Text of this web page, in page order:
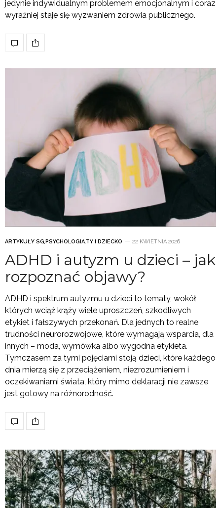
jedynie indywidualnym problemem emocjonalnym i coraz
wyraźniej staje się wyzwaniem zdrowia publicznego.
ARTYKUŁY SG,PSYCHOLOGIA,TY I DZIECKO 22 KWIETNIA 2026
ADHD i autyzm u dzieci – jak
rozpoznać objawy?
ADHD i spektrum autyzmu u dzieci to tematy, wokół
których wciąż krąży wiele uproszczeń, szkodliwych
etykiet i fałszywych przekonań. Dla jednych to realne
trudności neurorozwojowe, które wymagają wsparcia, dla
innych – moda, wymówka albo wygodna etykieta.
Tymczasem za tymi pojęciami stoją dzieci, które każdego
dnia mierzą się z przeciążeniem, niezrozumieniem i
oczekiwaniami świata, który mimo deklaracji nie zawsze
jest gotowy na różnorodność.